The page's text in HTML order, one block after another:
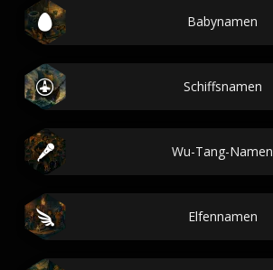
Babynamen
Schiffsnamen
Wu-Tang-Namen
Elfennamen